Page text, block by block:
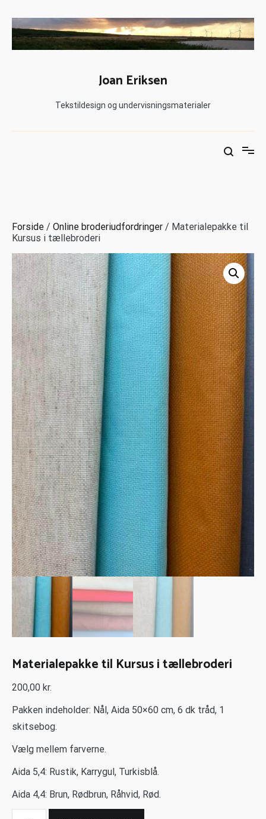
Joan Eriksen
Tekstildesign og undervisningsmaterialer
Forside / Online broderiudfordringer / Materialepakke til
Kursus i tællebroderi
Materialepakke til Kursus i tællebroderi
200,00 kr.
Pakken indeholder: Nål, Aida 50×60 cm, 6 dk tråd, 1
skitsebog.
Vælg mellem farverne.
Aida 5,4: Rustik, Karrygul, Turkisblå.
Aida 4,4: Brun, Rødbrun, Råhvid, Rød.